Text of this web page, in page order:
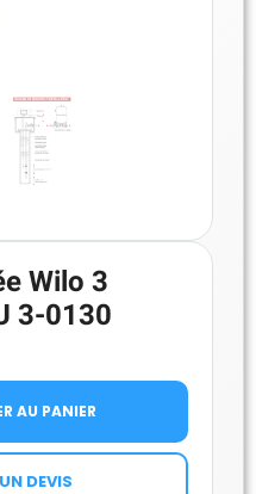
Wilo 3
3-0130
AU PANIER
DEVIS